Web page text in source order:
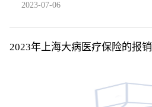
2023-07-06
2023年上海大病医疗保险的报